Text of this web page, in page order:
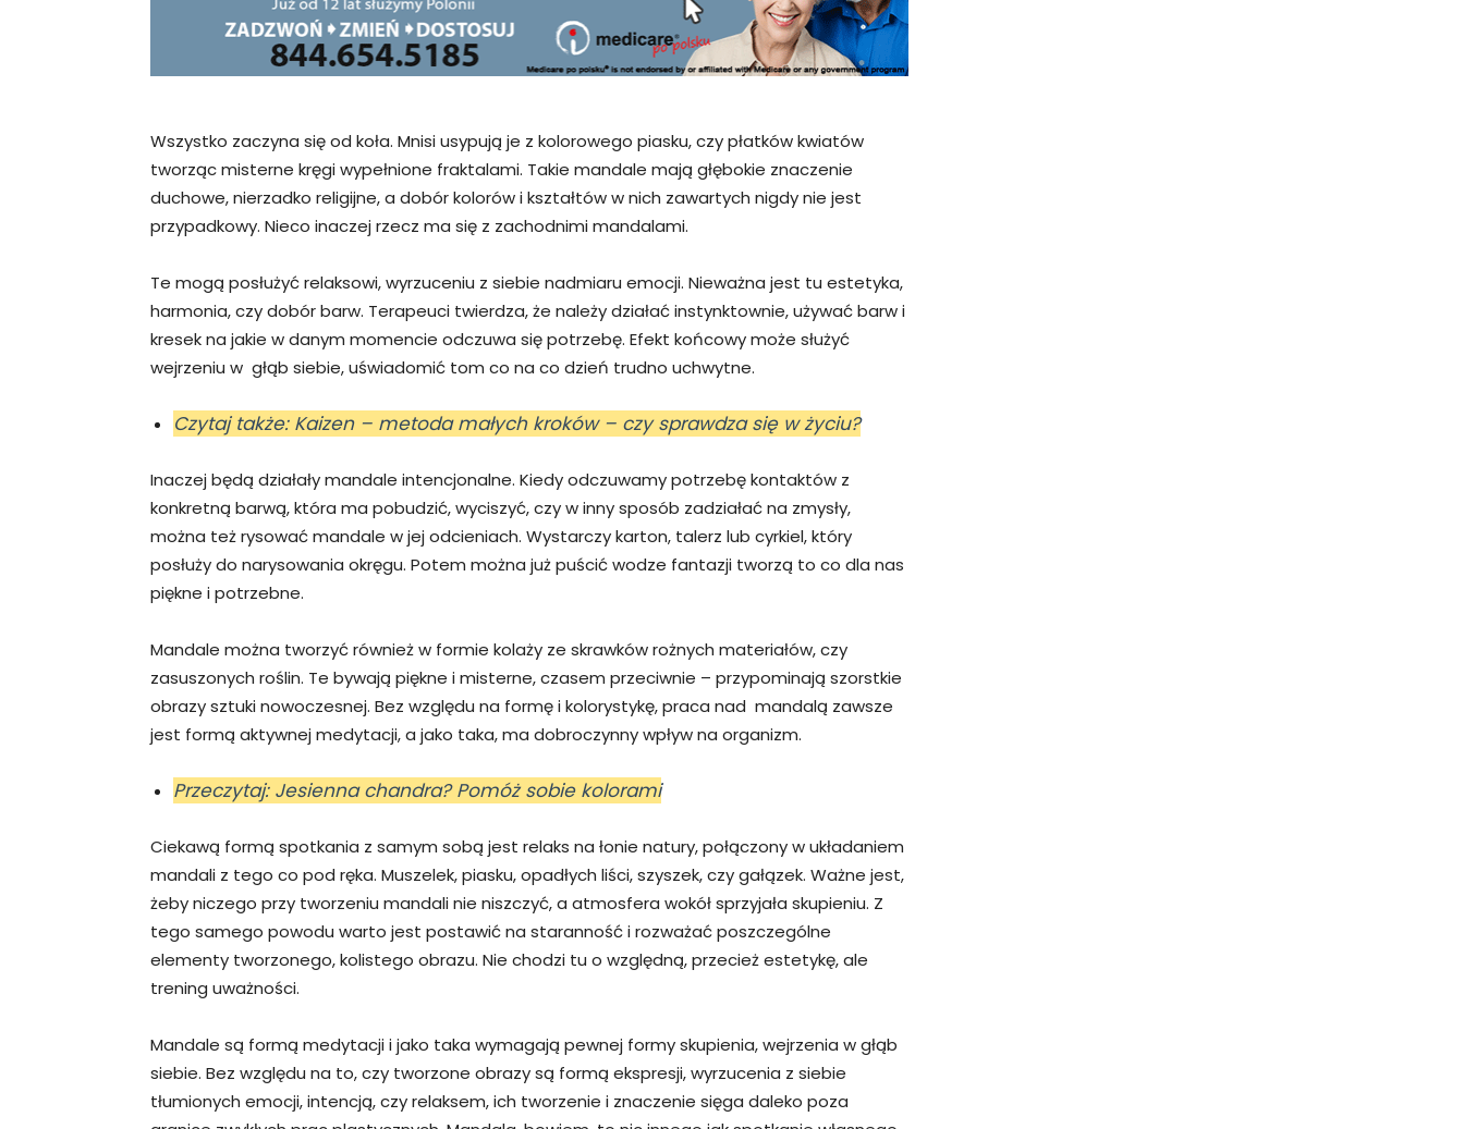
Wszystko zaczyna się od koła. Mnisi usypują je z kolorowego piasku, czy płatków kwiatów
tworząc misterne kręgi wypełnione fraktalami. Takie mandale mają głębokie znaczenie
duchowe, nierzadko religijne, a dobór kolorów i kształtów w nich zawartych nigdy nie jest
przypadkowy. Nieco inaczej rzecz ma się z zachodnimi mandalami.
Te mogą posłużyć relaksowi, wyrzuceniu z siebie nadmiaru emocji. Nieważna jest tu estetyka,
harmonia, czy dobór barw. Terapeuci twierdza, że należy działać instynktownie, używać barw i
kresek na jakie w danym momencie odczuwa się potrzebę. Efekt końcowy może służyć
wejrzeniu w głąb siebie, uświadomić tom co na co dzień trudno uchwytne.
Czytaj także: Kaizen – metoda małych kroków – czy sprawdza się w życiu?
Inaczej będą działały mandale intencjonalne. Kiedy odczuwamy potrzebę kontaktów z
konkretną barwą, która ma pobudzić, wyciszyć, czy w inny sposób zadziałać na zmysły,
można też rysować mandale w jej odcieniach. Wystarczy karton, talerz lub cyrkiel, który
posłuży do narysowania okręgu. Potem można już puścić wodze fantazji tworzą to co dla nas
piękne i potrzebne.
Mandale można tworzyć również w formie kolaży ze skrawków rożnych materiałów, czy
zasuszonych roślin. Te bywają piękne i misterne, czasem przeciwnie – przypominają szorstkie
obrazy sztuki nowoczesnej. Bez względu na formę i kolorystykę, praca nad mandalą zawsze
jest formą aktywnej medytacji, a jako taka, ma dobroczynny wpływ na organizm.
Przeczytaj: Jesienna chandra? Pomóż sobie kolorami
Ciekawą formą spotkania z samym sobą jest relaks na łonie natury, połączony w układaniem
mandali z tego co pod ręka. Muszelek, piasku, opadłych liści, szyszek, czy gałązek. Ważne jest,
żeby niczego przy tworzeniu mandali nie niszczyć, a atmosfera wokół sprzyjała skupieniu. Z
tego samego powodu warto jest postawić na staranność i rozważać poszczególne
elementy tworzonego, kolistego obrazu. Nie chodzi tu o względną, przecież estetykę, ale
trening uważności.
Mandale są formą medytacji i jako taka wymagają pewnej formy skupienia, wejrzenia w głąb
siebie. Bez względu na to, czy tworzone obrazy są formą ekspresji, wyrzucenia z siebie
tłumionych emocji, intencją, czy relaksem, ich tworzenie i znaczenie sięga daleko poza